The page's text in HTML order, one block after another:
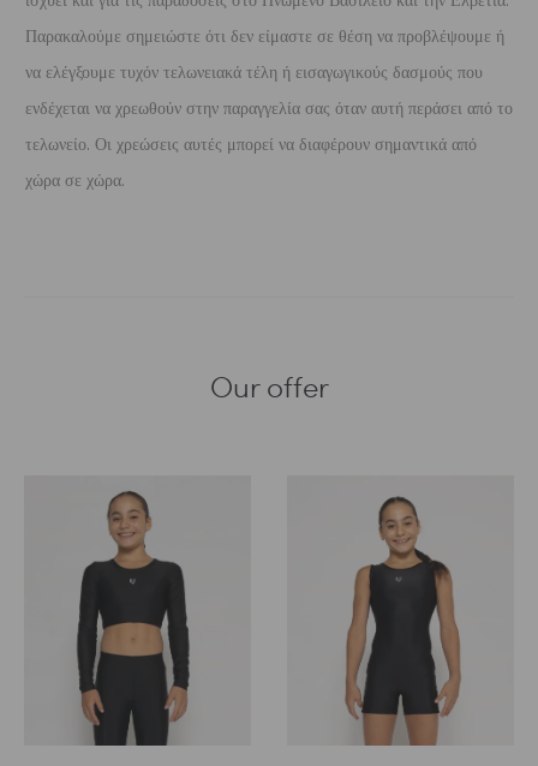
Παρακαλούμε σημειώστε ότι δεν είμαστε σε θέση να προβλέψουμε ή
να ελέγξουμε τυχόν τελωνειακά τέλη ή εισαγωγικούς δασμούς που
ενδέχεται να χρεωθούν στην παραγγελία σας όταν αυτή περάσει από το
τελωνείο. Οι χρεώσεις αυτές μπορεί να διαφέρουν σημαντικά από
χώρα σε χώρα.
Our offer